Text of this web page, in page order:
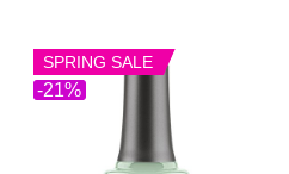
-21%
SPRING SALE